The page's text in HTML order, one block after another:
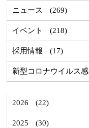
ニュース (269)
イベント (218)
採用情報 (17)
新型コロナウイルス
2026 (22)
2025 (30)